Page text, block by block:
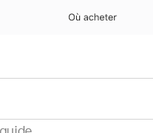
Où acheter